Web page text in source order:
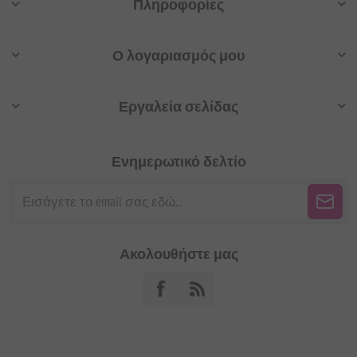
Πληροφορίες
Ο λογαριασμός μου
Εργαλεία σελίδας
Ενημερωτικό δελτίο
Ακολουθήστε μας